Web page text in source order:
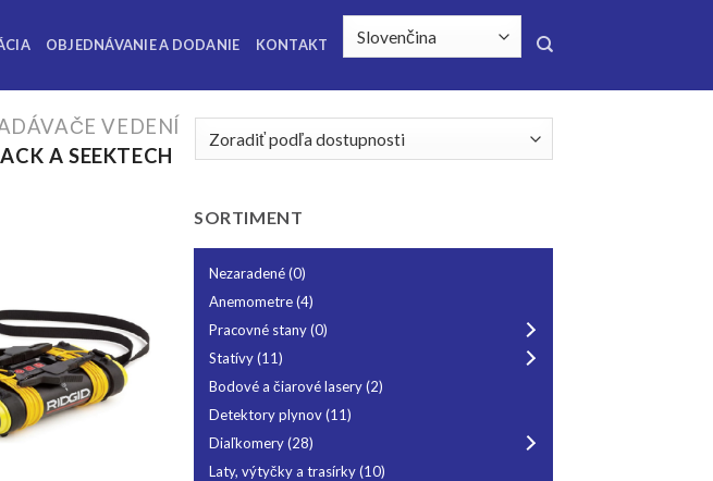
OBJEDNÁVANIE A DODANIE KONTAKT
VEDENÍ
A SEEKTECH
SORTIMENT
Nezaradené(0)
Anemometre(4)
Pracovné stany(0)
Statívy(11)
Bodové a čiarové lasery(2)
Detektory plynov(11)
Diaľkomery(28)
Laty, výtyčky a trasírky(10)